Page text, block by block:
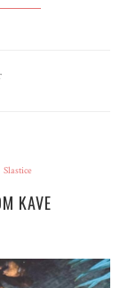
Slastice
KAVE